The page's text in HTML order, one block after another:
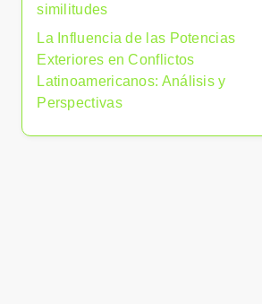
similitudes
La Influencia de las Potencias
Exteriores en Conflictos
Latinoamericanos: Análisis y
Perspectivas